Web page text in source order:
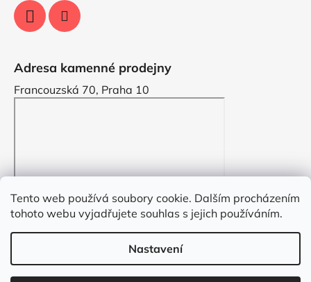
Tento web používá soubory cookie. Dalším procházením
tohoto webu vyjadřujete souhlas s jejich používáním.
Nastavení
Adresa kamenné prodejny
Francouzská 70, Praha 10